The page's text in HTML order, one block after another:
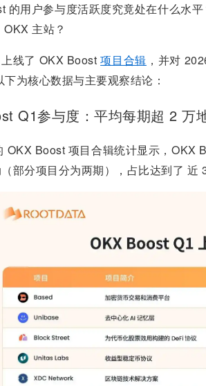
的用户参与度活跃度究竟处在什么水
OKX 主站？
线了 OKX Boost项目合辑 ，并对
为核心数据与主要观察结论：
Q1参与度：平均每期超 2 万
OKX Boost 项目合辑统计显示，OKX
部分项目分为两期），占比达到了 近